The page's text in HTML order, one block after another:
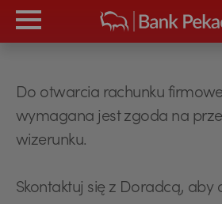
Do otwarcia rachunku
wymagana jest zgoda na
wizerunku.
Skontaktuj się z Doradcą, aby